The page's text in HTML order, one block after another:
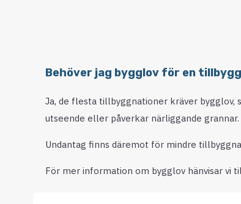
Behöver jag bygglov för en
Ja, de flesta tillbyggnationer kräver
utseende eller påverkar närliggande grannar.
Undantag finns däremot för mindre
För mer information om bygglov hänvisar vi